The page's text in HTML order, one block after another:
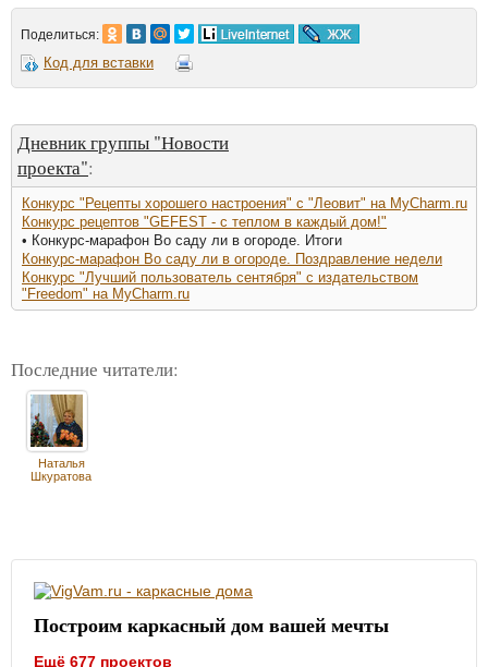
Поделиться:
Код для вставки
Дневник группы "Новости
проекта":
Конкурс "Рецепты хорошего настроения" с "Леовит" на MyCharm.ru
Конкурс рецептов "GEFEST - с теплом в каждый дом!"
• Конкурс-марафон Во саду ли в огороде. Итоги
Конкурс-марафон Во саду ли в огороде. Поздравление недели
Конкурс "Лучший пользователь сентября" с издательством
"Freedom" на MyCharm.ru
Последние читатели:
Наталья
Шкуратова
Построим каркасный дом вашей мечты
Ещё 677 проектов